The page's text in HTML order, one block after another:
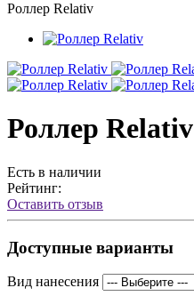
Роллер Relativ
Роллер Relativ
Есть в наличии
Рейтинг:
Оставить отзыв
Доступные варианты
Вид нанесения